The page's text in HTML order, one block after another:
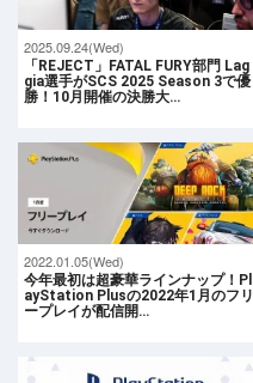
2025.09.24(Wed)
「REJECT」FATAL FURY部門 Lag
gia選手がSCS 2025 Season 3で優
勝！10月開催の決勝大…
2022.01.05(Wed)
今年最初は超豪華ラインナップ！Pl
ayStation Plusの2022年1月のフリ
ープレイが配信開…